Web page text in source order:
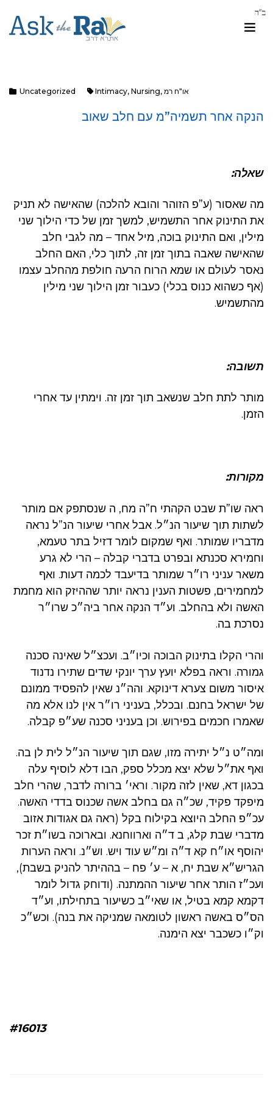
Uncategorized Intimacy, Nursing, או"ח רמ
הנקה אחר תשמיה”מ עם חלב שאוב
שאלה:
מה שאסור (ע”פ הזוהר והובא להלכה) שהאישה לא תניק
את התינוק אחר התשמיש, למשך זמן של כדי הילוך שני
מילין, ואם התינוק בוכה, מיל אחד – מה לגבי חלב
שהאישה שאבה בתוך זמן זה, לתוך כלי, האם החלב
נאסר לעולם או שמא הרוח הרעה חולפת מהחלב עצמו
(אף כשהוא כנוס בכלי) כעבור זמן הילוך שני מילין
מהתשמיש.
תשובה:
מותר לתת חלב שנשאב תוך זמן זה. וימתין עד אחרי
הזמן.
מקורות:
ראה שו”ת שבט הקהתי ח”ה מח, ה שנסתפק אם מותר
לשתות תוך שיעור הנ״ל. אבל אחרי שיעור הנ”ל נראה
מדבריו שמותר. ואף שמקום לומר דזיל בתר טעמא,
וחמירא סכנתא ובפרט בדברי קבלה – הרי לא גרע
משאר עניני רו״ר שמותר בדיעבד לכמה דעות. ואף
למחמירים, פשטות הענין נראה יותר שההיזק הוא מחמת
האשה ולא בהחלב. וע״ד הנקה אחר ביה״כ שרו״ר
נסרכת בה.
והרי הקלו בתינוק הבוכה וכיו״ב. ועכצ״ל שאינה סכנה
גמורה. וראה בפלא יועץ ערך יונקי שדים שתירו נדנוד
איסור משום צערא דינוקא. והה״נ שאין להפסיד ממונם
של ישראל בחנם. ובכלל, בעניני רו״ר אין לנו אלא מה
שאמרו חכמים בפירוש. וכן בעניני סכנה שע״פ קבלה.
ומה״ט נ״ל יתירה מזו, שגם תוך שיעור הנ״ל לית לן בה.
ואף את״ל שלא יצא מכלל ספק, הבו דלא לוסיף עלה
בכגון דא, שאין לזה מקור. וראי׳ ברורה לדבר, שהרי חלב
מיפקד פקיד, שכ״ה גם בחלב אשה שכנוס בדדי האשה.
עכ״פ החלב היוצא בקילוח בקל (ראה גם אגודות אזוב
מדברי שבת קלג, ב ד״ה וארווחנא. ובארוכה בשו״ת זכר
יהוסף או״ח קא ד״ה ומ״ש עוד ויש. וש״נ. וראה הערות
הגריש״א שבת יח, א – ע׳ פח – בההיתר להניק בשבת),
ועכ״ז הותר אחר שיעור ההמתנה. (ודוחק גדול לומר
דקמא קמא בטיל, או שאי״ב כשיעור בתחילתו, וע״ד
הס״ס באשה ראשון לטומאה שמניקה את בנה). וכש״כ
וק״ו כשכבר יצא הימנה.
#16013